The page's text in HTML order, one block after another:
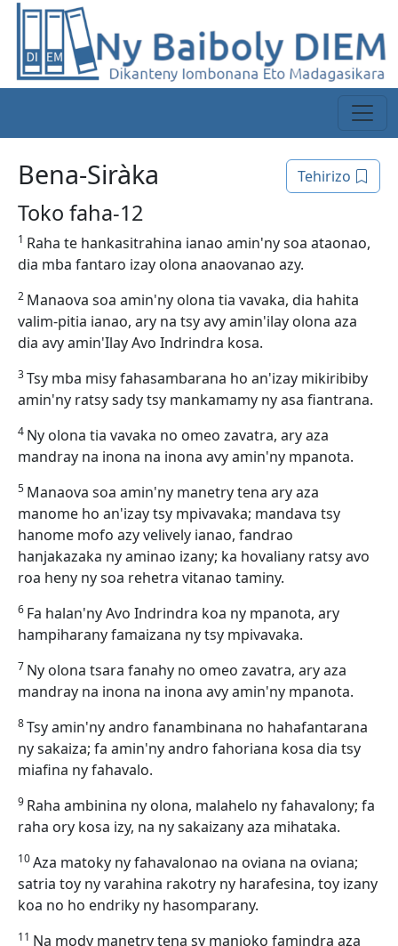
Tehirizo
Bena-Siràka
Toko faha-12
1 Raha te hankasitrahina ianao amin'ny soa ataonao,
dia mba fantaro izay olona anaovanao azy.
2 Manaova soa amin'ny olona tia vavaka, dia hahita
valim-pitia ianao, ary na tsy avy amin'ilay olona aza
dia avy amin'Ilay Avo Indrindra kosa.
3Tsy mba misy fahasambarana ho an'izay mikiribiby
amin'ny ratsy sady tsy mankamamy ny asa fiantrana.
4 Ny olona tia vavaka no omeo zavatra, ary aza
mandray na inona na inona avy amin'ny mpanota.
5 Manaova soa amin'ny manetry tena ary aza
manome ho an'izay tsy mpivavaka; mandava tsy
hanome mofo azy velively ianao, fandrao
hanjakazaka ny aminao izany; ka hovaliany ratsy avo
roa heny ny soa rehetra vitanao taminy.
6 Fa halan'ny Avo Indrindra koa ny mpanota, ary
hampiharany famaizana ny tsy mpivavaka.
7 Ny olona tsara fanahy no omeo zavatra, ary aza
mandray na inona na inona avy amin'ny mpanota.
8Tsy amin'ny andro fanambinana no hahafantarana
ny sakaiza; fa amin'ny andro fahoriana kosa dia tsy
miafina ny fahavalo.
9 Raha ambinina ny olona, malahelo ny fahavalony; fa
raha ory kosa izy, na ny sakaizany aza mihataka.
10Aza matoky ny fahavalonao na oviana na oviana;
satria toy ny varahina rakotry ny harafesina, toy izany
koa no ho endriky ny hasomparany.
11 Na mody manetry tena sy manjoko famindra aza